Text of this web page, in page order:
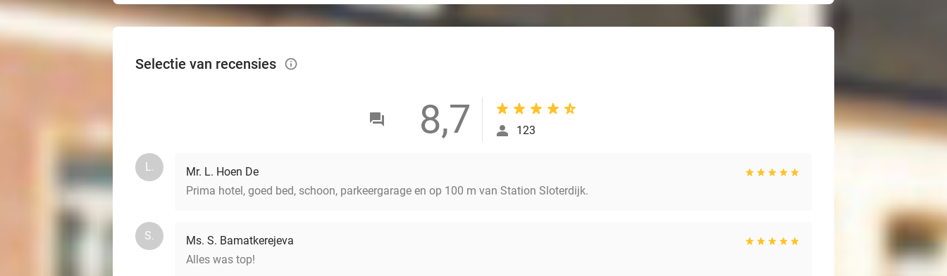
Selectie van recensies info_outlined
8,7 123
L.
Mr. L. Hoen De
Prima hotel, goed bed, schoon, parkeergarage en op 100 m van Station Sloterdijk.
S.
Ms. S. Bamatkerejeva
Alles was top!